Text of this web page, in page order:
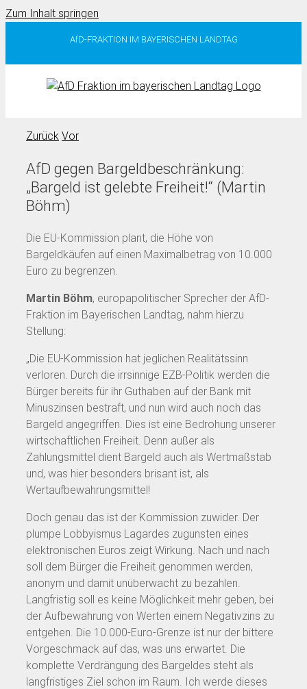
Zum Inhalt springen
AfD-FRAKTION IM BAYERISCHEN LANDTAG
Zurück Vor
AfD gegen Bargeldbeschränkung:
„Bargeld ist gelebte Freiheit!“ (Martin
Böhm)
Die EU-Kommission plant, die Höhe von
Bargeldkäufen auf einen Maximalbetrag von 10.000
Euro zu begrenzen.
Martin Böhm, europapolitischer Sprecher der AfD-
Fraktion im Bayerischen Landtag, nahm hierzu
Stellung:
„Die EU-Kommission hat jeglichen Realitätssinn
verloren. Durch die irrsinnige EZB-Politik werden die
Bürger bereits für ihr Guthaben auf der Bank mit
Minuszinsen bestraft, und nun wird auch noch das
Bargeld angegriffen. Dies ist eine Bedrohung unserer
wirtschaftlichen Freiheit. Denn außer als
Zahlungsmittel dient Bargeld auch als Wertmaßstab
und, was hier besonders brisant ist, als
Wertaufbewahrungsmittel!
Doch genau das ist der Kommission zuwider. Der
plumpe Lobbyismus Lagardes zugunsten eines
elektronischen Euros zeigt Wirkung. Nach und nach
soll dem Bürger die Freiheit genommen werden,
anonym und damit unüberwacht zu bezahlen.
Langfristig soll es keine Möglichkeit mehr geben, bei
der Aufbewahrung von Werten einem Negativzins zu
entgehen. Die 10.000-Euro-Grenze ist nur der bittere
Vorgeschmack auf das, was uns erwartet. Die
komplette Verdrängung des Bargeldes steht als
langfristiges Ziel schon im Raum. Ich werde dieses